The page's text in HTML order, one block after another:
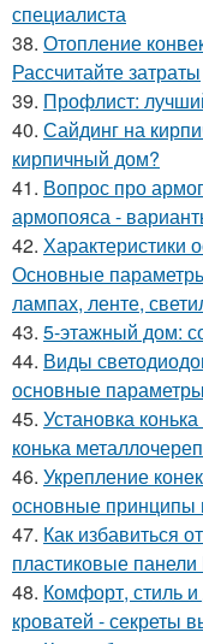
специалиста
38. Отопление
Рассчитайте затраты
39. Профлист:
40. Сайдинг на
кирпичный дом?
41. Вопрос про
армопояса -
42. Характеристики
Основные
лампах, ленте,
43. 5-этажный дом:
44. Виды
основные
45. Установка
конька
46. Укрепление
основные принципы
47. Как избавиться
пластиковые
48. Комфорт, стиль
кроватей - секреты